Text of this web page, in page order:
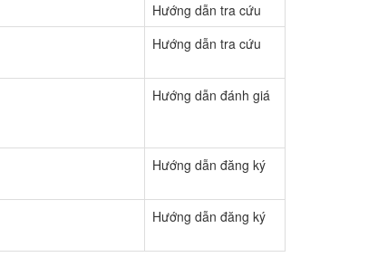
Hướng dẫn tra cứu
Hướng dẫn tra cứu
Hướng dẫn đánh giá
Hướng dẫn đăng ký
Hướng dẫn đăng ký